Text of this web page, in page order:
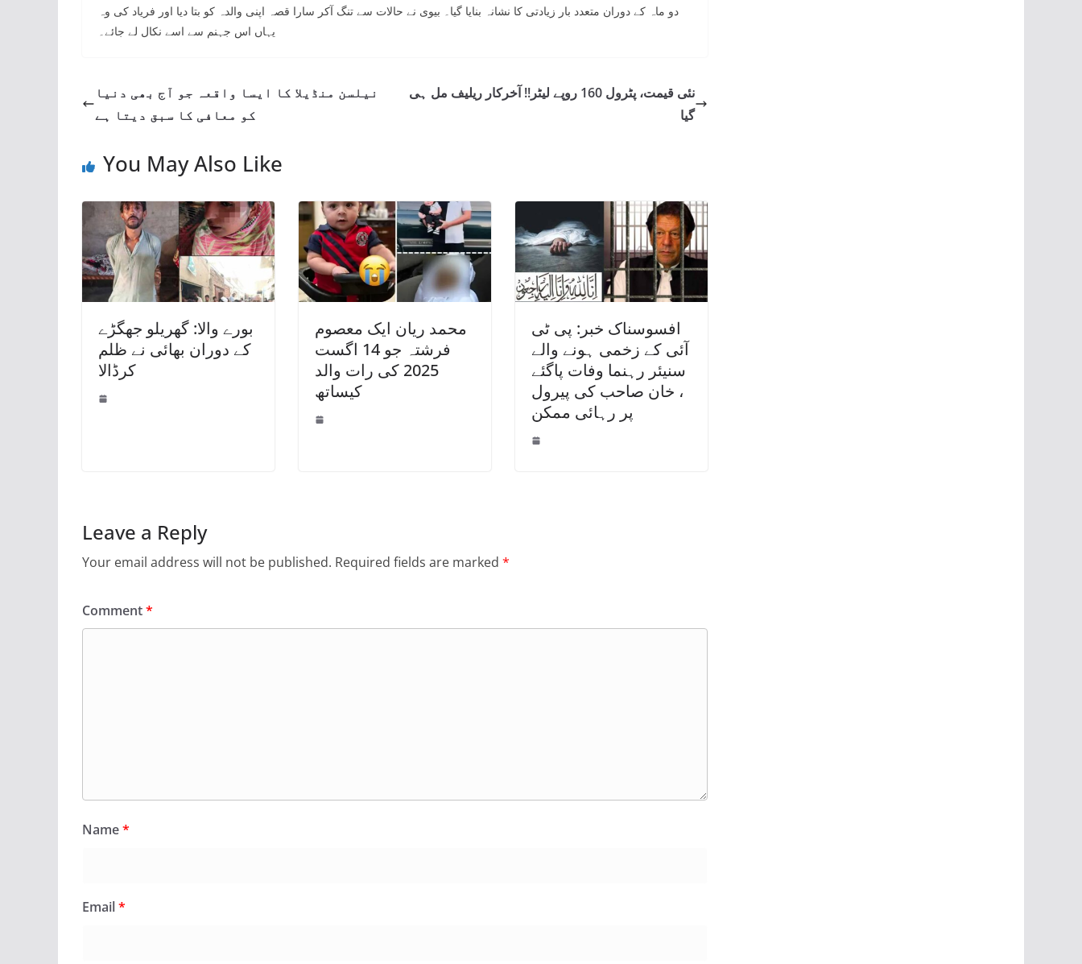
دو ماہ کے دوران متعدد بار زیادتی کا نشانہ بنایا گیا۔ بیوی نے حالات سے تنگ آکر سارا قصہ اپنی والدہ کو بتا دیا اور فریاد کی وہ
نیلسن منڈیلا کا ایسا واقعہ جو آج بھی دنیا
کو معافی کا سبق دیتا ہے
نئی قیمت، پٹرول 160 روپے لیٹر!! آخرکار ریلیف مل ہی
گیا
You May Also Like
بورے والا: گھریلو جھگڑے
کے دوران بھائی نے ظلم
کرڈالا
محمد ریان ایک معصوم
فرشتہ جو 14 اگست
2025 کی رات والد
کیساتھ
افسوسناک خبر: پی ٹی
آئی کے زخمی ہونے والے
سنیئر رہنما وفات پاگئے
، خان صاحب کی پیرول
پر رہائی ممکن
Leave a Reply
Your email address will not be published. Required fields are marked *
Comment*
Name*
Email*